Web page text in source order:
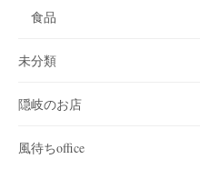
食品
未分類
隠岐のお店
風待ちoffice